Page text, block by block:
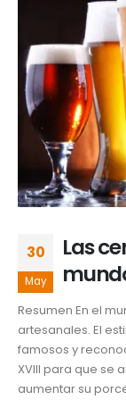
30
May
Las
Resumen En el
artesanales. El
famosos y
XVIII para que se
aumentar su